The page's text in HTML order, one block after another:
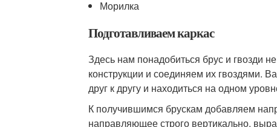
Морилка
Подготавливаем каркас
Здесь нам понадобиться брус и гвозди
конструкции и соединяем их гвоздями.
друг к другу и находиться на одном
К получившимся брускам добавляем
направляющее строго вертикально,